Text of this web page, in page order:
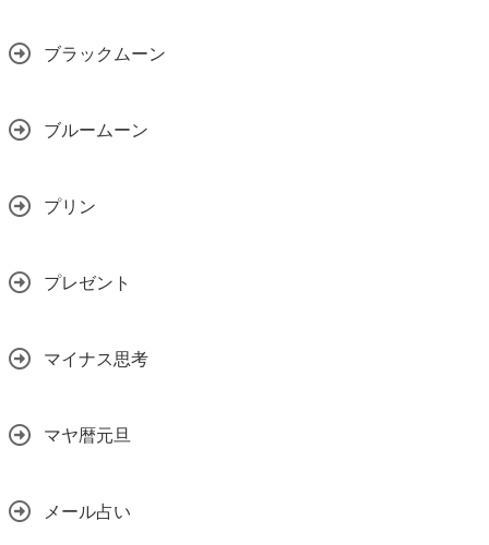
ブラックムーン
ブルームーン
プリン
プレゼント
マイナス思考
マヤ暦元旦
メール占い